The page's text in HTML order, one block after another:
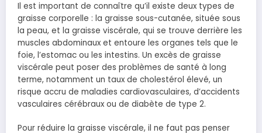
Il est important de connaître qu’il existe deux types de
graisse corporelle : la graisse sous-cutanée, située sous
la peau, et la graisse viscérale, qui se trouve derrière les
muscles abdominaux et entoure les organes tels que le
foie, l’estomac ou les intestins. Un excès de graisse
viscérale peut poser des problèmes de santé à long
terme, notamment un taux de cholestérol élevé, un
risque accru de maladies cardiovasculaires, d’accidents
vasculaires cérébraux ou de diabète de type 2.
Pour réduire la graisse viscérale, il ne faut pas penser